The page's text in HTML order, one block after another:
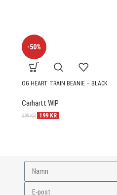
-50%
OG HEART TRAIN BEANIE – BLACK
Carhartt WIP
399KR 199 KR